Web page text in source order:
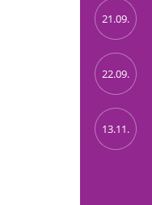
21.09.
22.09.
13.11.